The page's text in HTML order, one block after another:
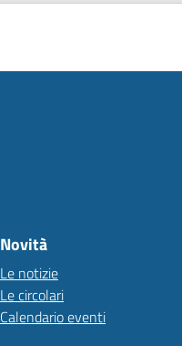
Novità
Le notizie
Le circolari
Calendario eventi